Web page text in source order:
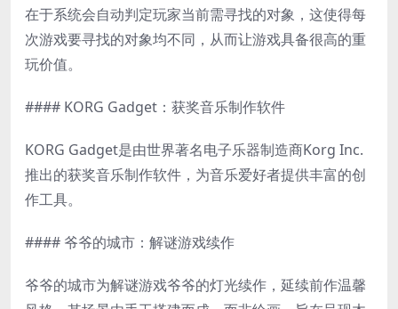
在于系统会自动判定玩家当前需寻找的对象，这使得每
次游戏要寻找的对象均不同，从而让游戏具备很高的重
玩价值。
#### KORG Gadget：获奖音乐制作软件
KORG Gadget是由世界著名电子乐器制造商Korg Inc.
推出的获奖音乐制作软件，为音乐爱好者提供丰富的创
作工具。
#### 爷爷的城市：解谜游戏续作
爷爷的城市为解谜游戏爷爷的灯光续作，延续前作温馨